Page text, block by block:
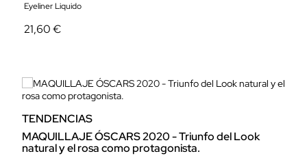
Eyeliner Liquido
21,60 €
TENDENCIAS
MAQUILLAJE ÓSCARS 2020 - Triunfo del Look
natural y el rosa como protagonista.